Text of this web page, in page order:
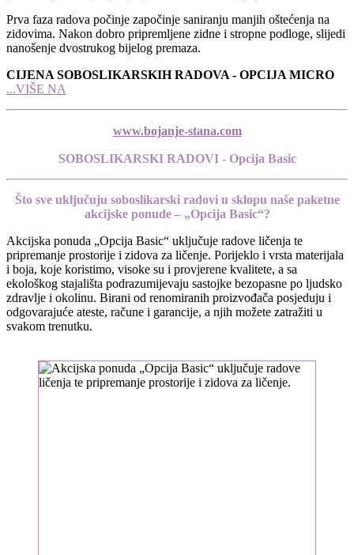
Prva faza radova počinje započinje saniranju manjih oštećenja na
zidovima. Nakon dobro pripremljene zidne i stropne podloge, slijedi
nanošenje dvostrukog bijelog premaza.
CIJENA SOBOSLIKARSKIH RADOVA - OPCIJA MICRO
...VIŠE NA
www.bojanje-stana.com
SOBOSLIKARSKI RADOVI - Opcija Basic
Što sve uključuju soboslikarski radovi u sklopu naše paketne
akcijske ponude – „Opcija Basic“?
Akcijska ponuda „Opcija Basic“ uključuje radove ličenja te
pripremanje prostorije i zidova za ličenje. Porijeklo i vrsta materijala
i boja, koje koristimo, visoke su i provjerene kvalitete, a sa
ekološkog stajališta podrazumijevaju sastojke bezopasne po ljudsko
zdravlje i okolinu. Birani od renomiranih proizvođača posjeduju i
odgovarajuće ateste, račune i garancije, a njih možete zatražiti u
svakom trenutku.